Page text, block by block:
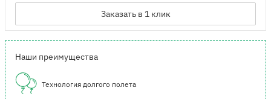
Заказать в 1 клик
Наши преимущества
Технология долгого полета